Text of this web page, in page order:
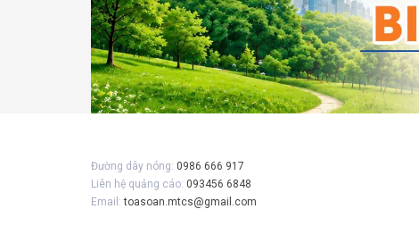
Đường dây nóng: 0986 666 917
Liên hệ quảng cáo: 093456 6848
Email:toasoan.mtcs@gmail.com